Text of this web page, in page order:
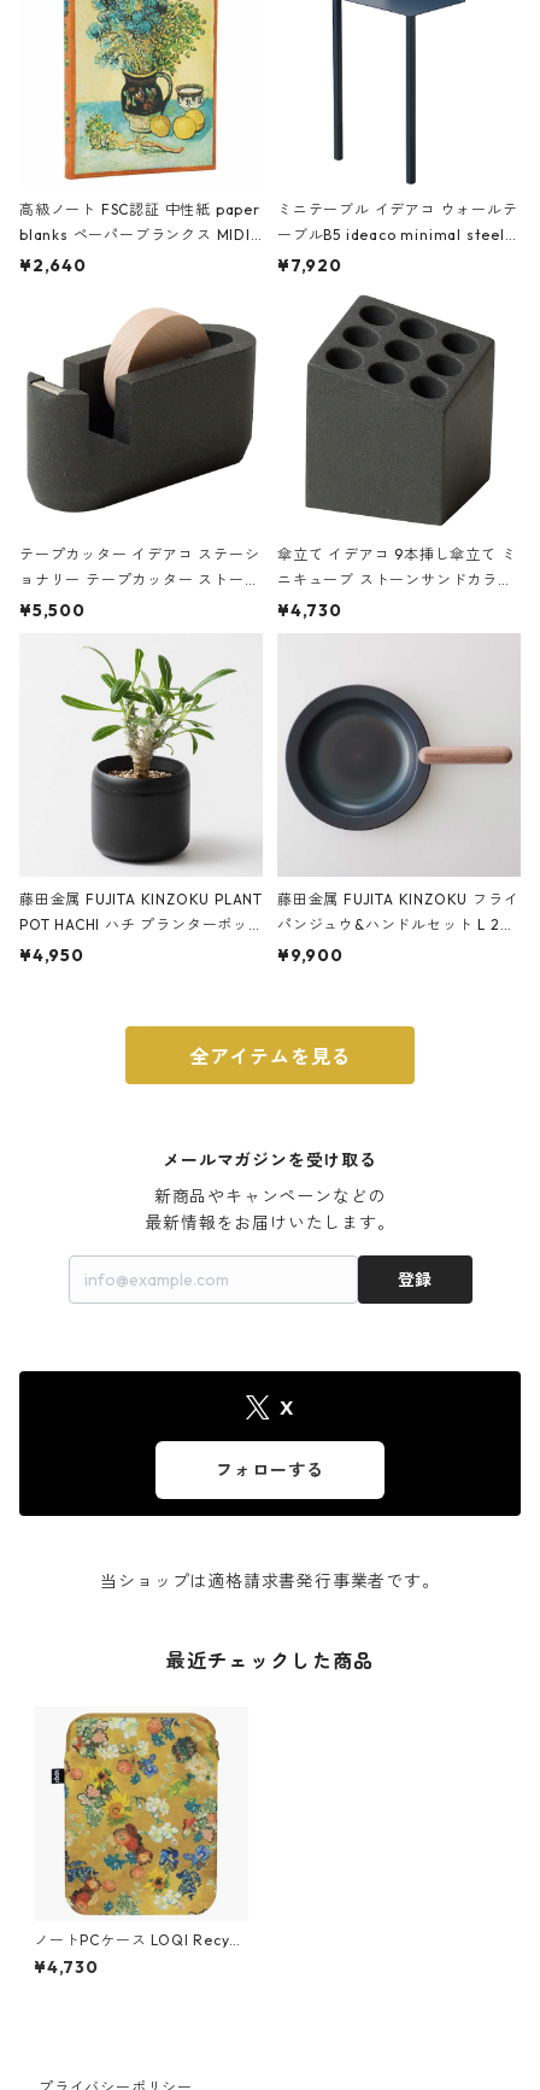
高級ノート FSC認証 中性紙 paper
blanks ペーパーブランクス MIDI
ハードカバー 罫線 ヴァン・ゴッホ
¥2,640
ミニテーブル イデアコ ウォールテ
ーブルB5 ideaco minimal steel f
urniture WALL Table B5 ネイビー
¥7,920
テープカッター イデアコ ステーシ
ョナリー テープカッター ストーン
サンドカラー 石調 ideaco Station
¥5,500
傘立て イデアコ 9本挿し傘立て ミ
ニキューブ ストーンサンドカラー
石調 ideaco Umbrella Stand CUB
E ストーンサンドブラック
¥4,730
藤田金属 FUJITA KINZOKU PLANT
POT HACHI ハチ プランターポッ
ト 3号 ブラック
¥4,950
藤田金属 FUJITA KINZOKU フライ
パンジュウ&ハンドルセット L 24c
m ガス火・IH対応 鉄フライパン
¥9,900
全アイテムを見る
メールマガジンを受け取る
新商品やキャンペーンなどの
最新情報をお届けいたします。
登録
X
フォローする
当ショップは適格請求書発行事業者です。
最近チェックした商品
ノートPCケース LOQI Recycl
ed Lap Top Sleeve13' ローキ
ー ラップトップスリーブ13イ
¥4,730